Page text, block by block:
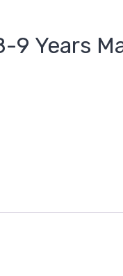
9 Years